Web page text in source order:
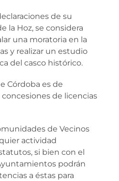
de su
la Hoz, se considera
una moratoria en la
y realizar un estudio
del casco histórico.
Córdoba es de
de licencias
de Vecinos
actividad
si bien con el
podrán
a éstas para